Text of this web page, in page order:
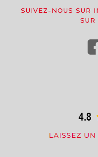
SUIVEZ-NOUS SUR
SUR